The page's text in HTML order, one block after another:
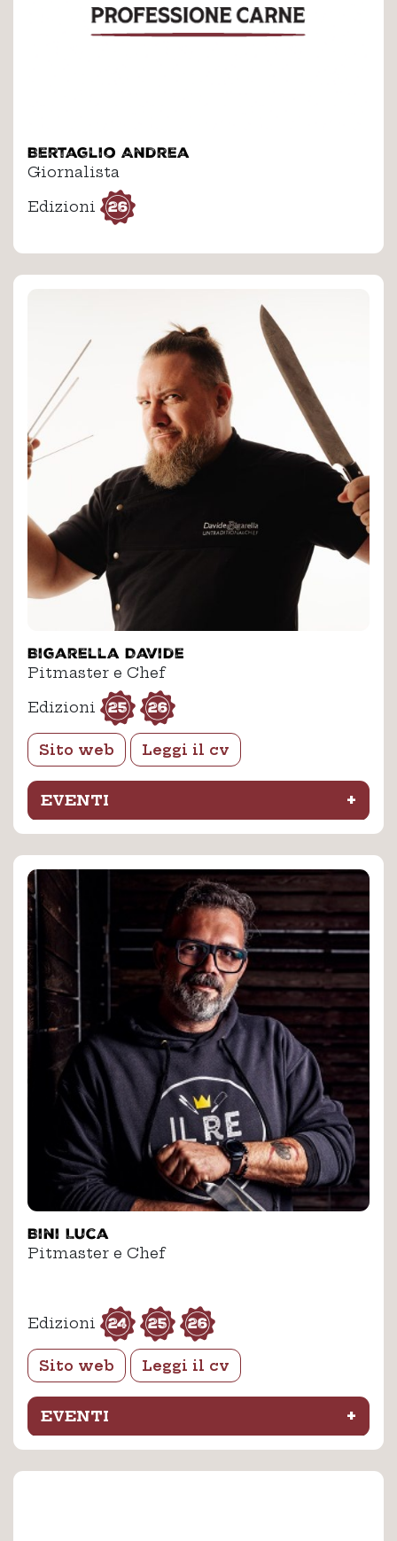
Bertaglio Andrea
Giornalista
Edizioni
26
Bigarella Davide
Pitmaster e Chef
Edizioni
25 26
Sito web Leggi il cv
EVENTI +
Bini Luca
Pitmaster e Chef
Edizioni 24 25 26
Sito web Leggi il cv
EVENTI +